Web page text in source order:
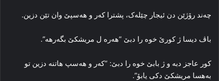
چه‌ند رۆژێن دن ئیجار چێله‌ک، پشترا که‌ر و هه‌سپێ وان تێن دزین.
باڤ دیسا ژ کورێ خوه‌ را دبێ “هەرە ل مریشکێ بگەرهە”.
کور عاجز دبه‌ و ژ بابێ خوە را دبێ: “که‌ر و هه‌سپ هاتنه‌ دزین تو
به‌هسا مریشکێ دکی یابۆ”.